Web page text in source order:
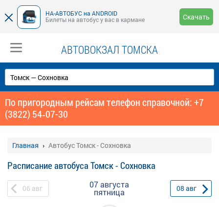
НА-АВТОБУС на ANDROID
Билеты на автобус у вас в кармане
Скачать
АВТОВОКЗАЛ ТОМСКА
По пригородным рейсам телефон справочной: +7
(3822) 54‑07-30
Главная Автобус Томск - Сохновка
Расписание автобуса Томск - Сохновка
06 авг 07 августа
пятница 08 авг